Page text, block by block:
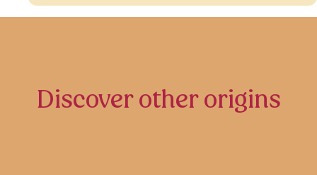
Discover other origins